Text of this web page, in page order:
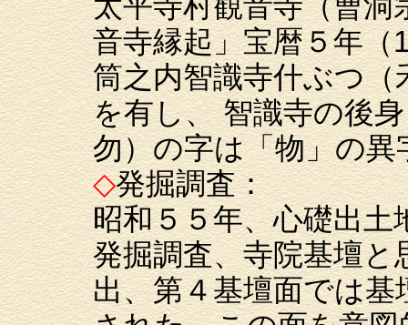
音寺縁起」宝暦５年（
筒之内智識寺什ぶつ
を有し、 智識寺の後
勿）の字は「物」の異
◇発掘調査：
昭和５５年、心礎出土
発掘調査、寺院基壇
出、第４基壇面では基